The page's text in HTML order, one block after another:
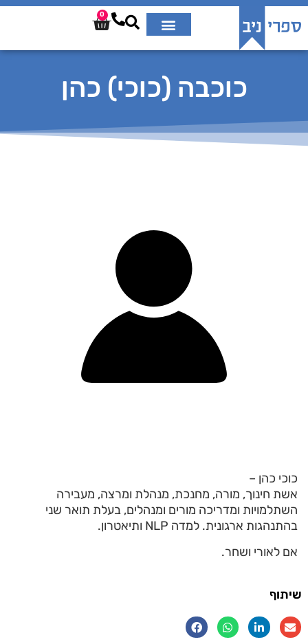
0
כוכבה (כוכי) כהן
כוכי כהן –
אשת חינוך, מורה, מחנכת, מנהלת ומרצה, מעבירה
השתלמויות ומדריכה מורים ומנהלים, בעלת תואר שני
בהתנהגות ארגונית. למדה NLP ותיאטרון.
אם לאורי ושחר.
שיתוף